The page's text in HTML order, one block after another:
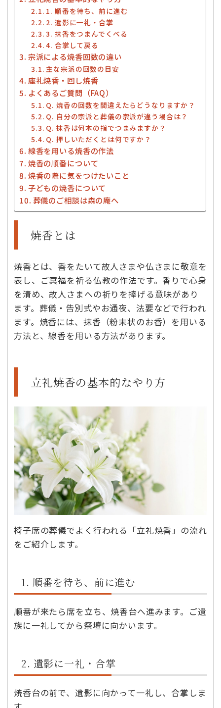
1. 順番を待ち、前に進む
2. 遺影に一礼・合掌
3. 抹香をつまんでくべる
4. 合掌して戻る
宗派による焼香回数の違い
主な宗派の回数の目安
座礼焼香・回し焼香
よくあるご質問（FAQ）
Q. 焼香の回数を間違えたらどうなりますか？
Q. 自分の宗派と葬儀の宗派が違う場合は？
Q. 抹香は何本の指でつまみますか？
Q. 押しいただくとは何ですか？
線香を用いる焼香の作法
焼香の順番について
焼香の際に気をつけたいこと
子どもの焼香について
葬儀のご相談は森の庵へ
焼香とは
焼香とは、香をたいて故人さまや仏さまに敬意を
表し、ご冥福を祈る仏教の作法です。香りで心身
を清め、故人さまへの祈りを捧げる意味があり
ます。葬儀・告別式やお通夜、法要などで行われ
ます。焼香には、抹香（粉末状のお香）を用いる
方法と、線香を用いる方法があります。
立礼焼香の基本的なやり方
椅子席の葬儀でよく行われる「立礼焼香」の流れ
をご紹介します。
1. 順番を待ち、前に進む
順番が来たら席を立ち、焼香台へ進みます。ご遺
族に一礼してから祭壇に向かいます。
2. 遺影に一礼・合掌
焼香台の前で、遺影に向かって一礼し、合掌しま